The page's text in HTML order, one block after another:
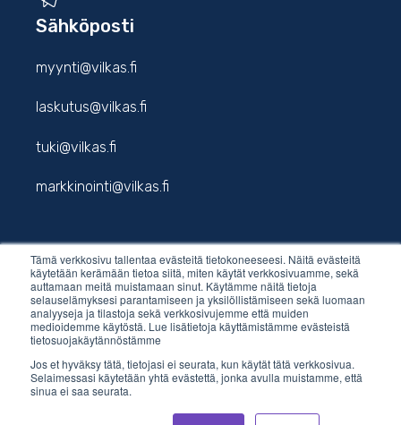
Tämä verkkosivu tallentaa evästeitä tietokoneeseesi. Näitä evästeitä
käytetään kerämään tietoa siitä, miten käytät verkkosivuamme, sekä
auttamaan meitä muistamaan sinut. Käytämme näitä tietoja
selauselämyksesi parantamiseen ja yksilöllistämiseen sekä luomaan
analyyseja ja tilastoja sekä verkkosivujemme että muiden
medioidemme käytöstä. Lue lisätietoja käyttämistämme evästeistä
tietosuojakäytännöstämme
Jos et hyväksy tätä, tietojasi ei seurata, kun käytät tätä verkkosivua.
Selaimessasi käytetään yhtä evästettä, jonka avulla muistamme, että
sinua ei saa seurata.
Sähköposti
myynti@vilkas.fi
laskutus@vilkas.fi
tuki@vilkas.fi
markkinointi@vilkas.fi
etunimi.sukunimi@vilkas.fi